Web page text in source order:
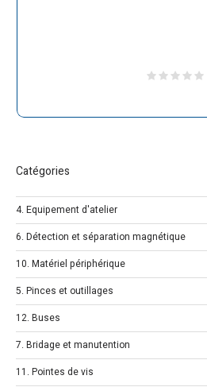
Catégories
4. Equipement d'atelier
6. Détection et séparation magnétique
10. Matériel périphérique
5. Pinces et outillages
12. Buses
7. Bridage et manutention
11. Pointes de vis